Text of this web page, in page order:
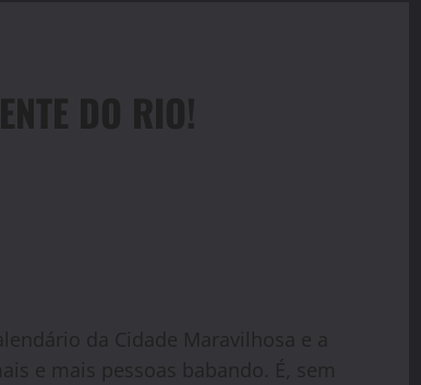
DO RIO!
da Cidade Maravilhosa e a
e mais pessoas babando. É, sem